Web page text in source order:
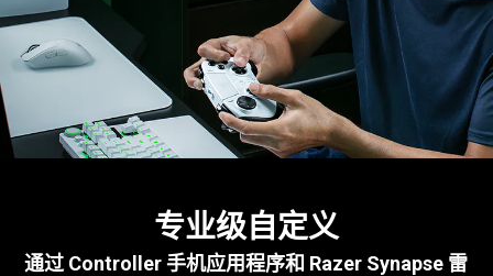
专业级自定义
通过 Controller 手机应用程序和 Razer Synapse 雷